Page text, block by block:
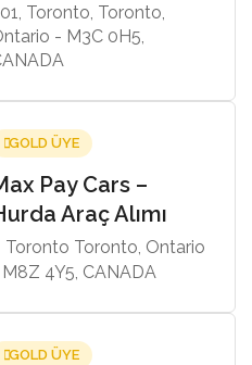
Toronto, Toronto,
- M3C 0H5,
GOLD ÜYE
Pay Cars –
Araç Alımı
Toronto Toronto, Ontario
4Y5, CANADA
GOLD ÜYE